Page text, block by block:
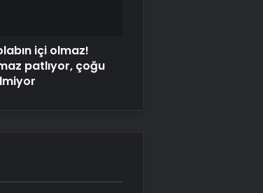
– Güvenli, Hızlı ve
Elmas Satın Almanın
içi olmaz!
patlıyor, çoğu